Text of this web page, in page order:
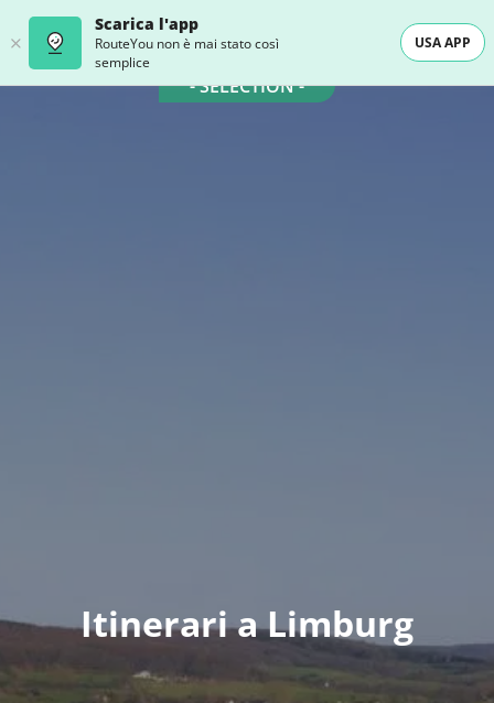
Scarica l'app
RouteYou non è mai stato così
semplice
USA APP
- SELECTION -
Itinerari a Limburg